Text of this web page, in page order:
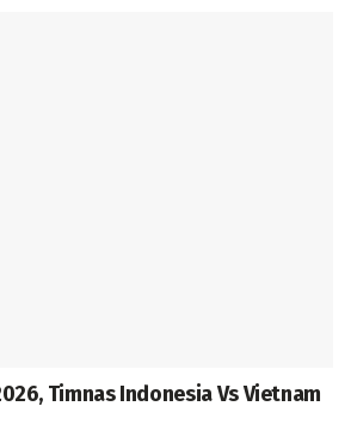
Timnas Indonesia Vs Vietnam